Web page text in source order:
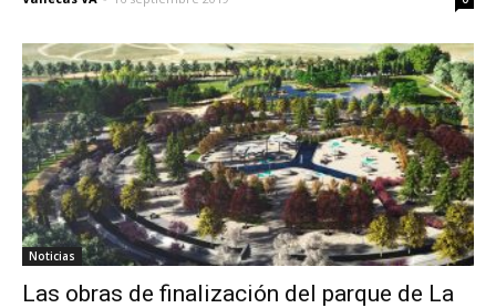
Noticias
Las obras de finalización del parque de La